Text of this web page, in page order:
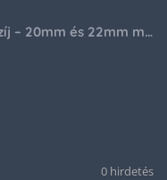
Keskenyített bőr óraszíj – 20mm és 22mm méretben
0 hirdetés